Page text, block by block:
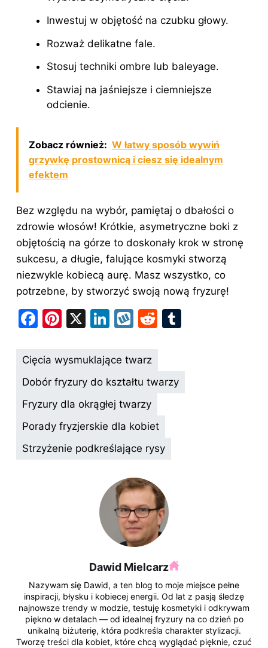
Inwestuj w objętość na czubku głowy.
Rozważ delikatne fale.
Stosuj techniki ombre lub baleyage.
Stawiaj na jaśniejsze i ciemniejsze
odcienie.
Zobacz również: W łatwy sposób wywiń
grzywkę prostownicą i ciesz się idealnym
efektem
Bez względu na wybór, pamiętaj o dbałości o
zdrowie włosów! Krótkie, asymetryczne boki z
objętością na górze to doskonały krok w stronę
sukcesu, a długie, falujące kosmyki stworzą
niezwykle kobiecą aurę. Masz wszystko, co
potrzebne, by stworzyć swoją nową fryzurę!
F
c
e
o
o
k
Pi
er
e
st
X
Li
k
e
dI
n
W
k
o
R
di
Cięcia wysmuklające twarz
Dobór fryzury do kształtu twarzy
Fryzury dla okrągłej twarzy
Porady fryzjerskie dla kobiet
Strzyżenie podkreślające rysy
Dawid Mielcarz
Nazywam się Dawid, a ten blog to moje miejsce pełne
inspiracji, błysku i kobiecej energii. Od lat z pasją śledzę
najnowsze trendy w modzie, testuję kosmetyki i odkrywam
piękno w detalach — od idealnej fryzury na co dzień po
unikalną biżuterię, która podkreśla charakter stylizacji.
Tworzę treści dla kobiet, które chcą wyglądać pięknie, czuć